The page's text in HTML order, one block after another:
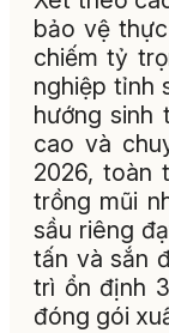
bảo vệ
chiếm tỷ
nghiệp tỉnh
hướng sinh
cao và
2026, toàn
trồng mũi
sầu riêng
tấn và sắn
trì ổn định
đóng gói